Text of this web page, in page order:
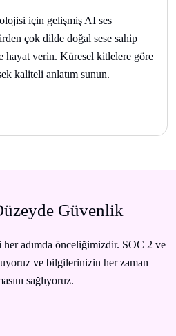
için gelişmiş AI ses
çok dilde doğal sese sahip
hayat verin. Küresel kitlelere göre
kaliteli anlatım sunun.
Güvenlik
adımda önceliğimizdir. SOC 2 ve
ve bilgilerinizin her zaman
sağlıyoruz.